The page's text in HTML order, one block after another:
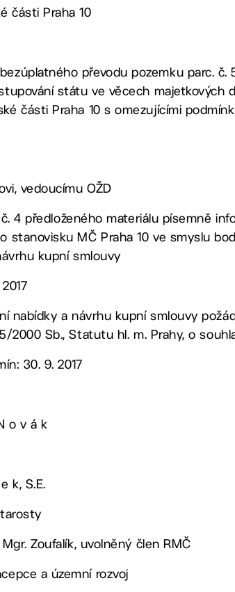
části Praha 10
převodu pozemku parc.
státu ve věcech majetkových
části Praha 10 s omezujícími
vedoucímu OŽD
č. 4 předloženého materiálu písemně
stanovisku MČ Praha 10 ve smyslu
kupní smlouvy
nabídky a návrhu kupní smlouvy
2000 Sb., Statutu hl. m. Prahy, o
30. 9. 2017
o v á k
k, S.E.
Zoufalík, uvolněný člen RMČ
a územní rozvoj